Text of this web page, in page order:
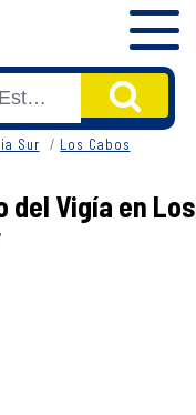
Sur
Los Cabos
del Vigía en Los